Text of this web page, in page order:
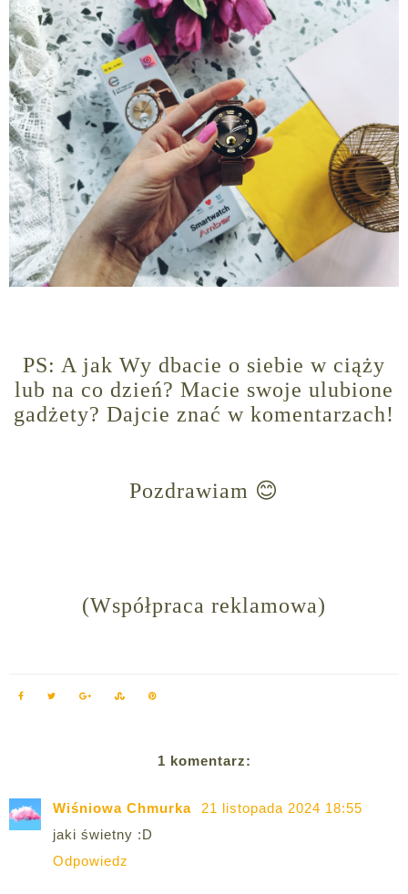
PS: A jak Wy dbacie o siebie w ciąży
lub na co dzień? Macie swoje ulubione
gadżety? Dajcie znać w komentarzach!
Pozdrawiam 😊
(Współpraca reklamowa)
1 komentarz:
Wiśniowa Chmurka
21 listopada 2024 18:55
jaki świetny :D
Odpowiedz